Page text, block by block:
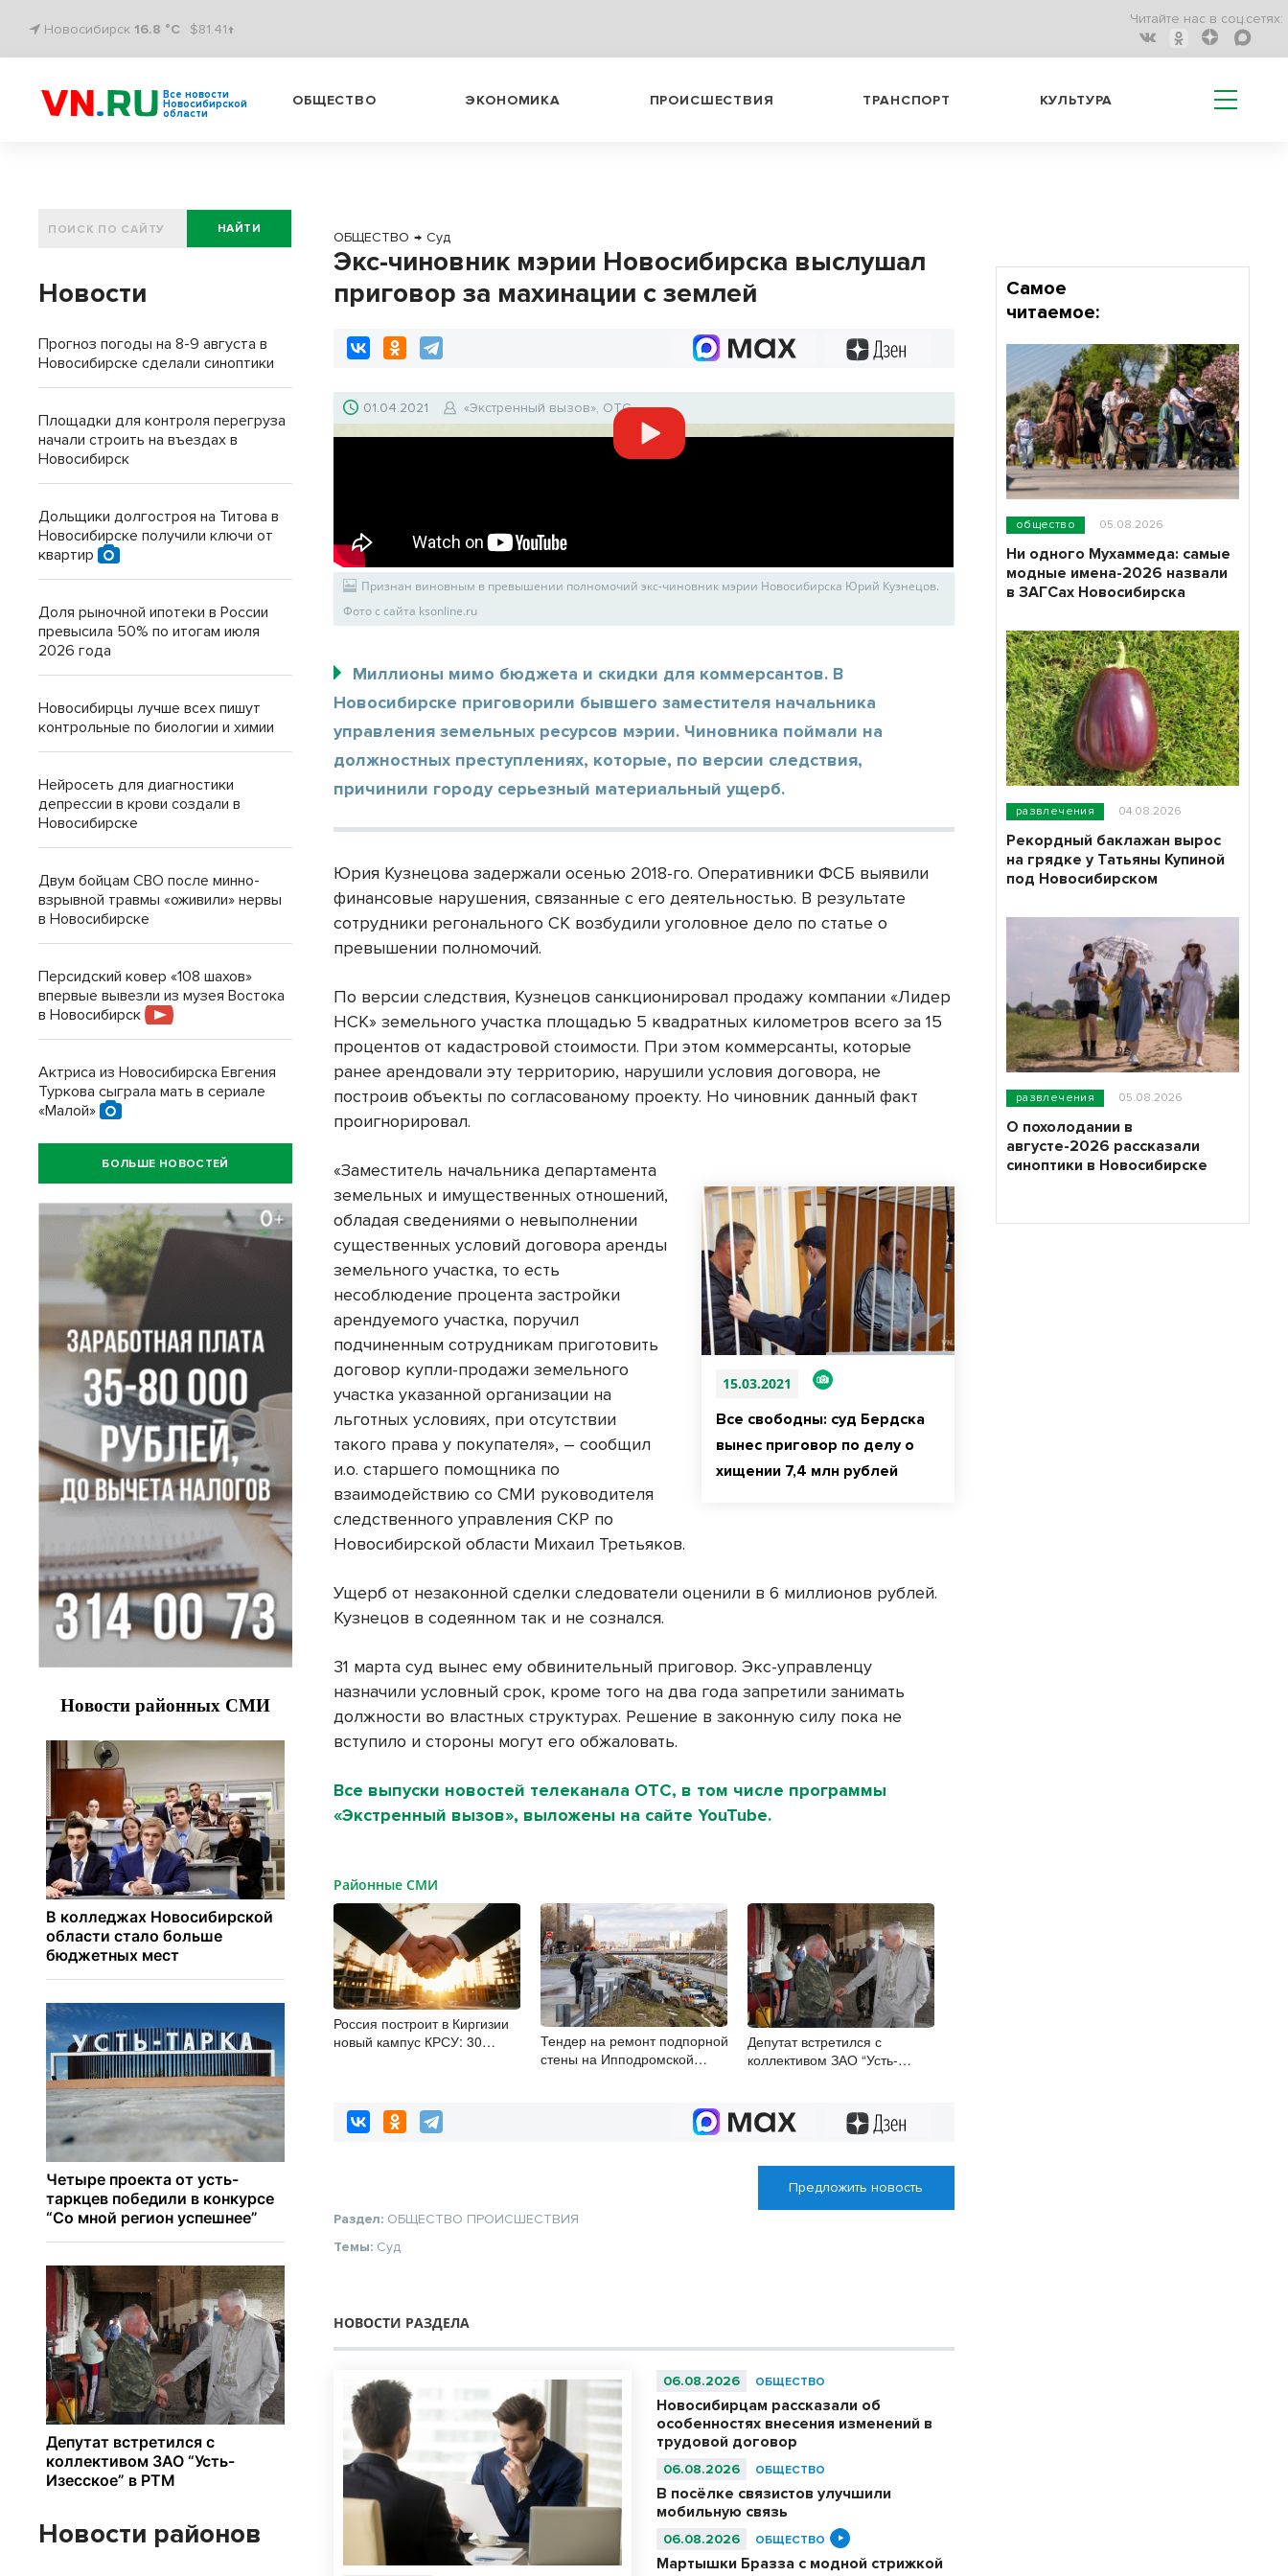
Новосибирск 16.8 °C $81.41↑
Читайте нас в соц.сетях:
Все новости
Новосибирской
области
ОБЩЕСТВО ЭКОНОМИКА ПРОИСШЕСТВИЯ ТРАНСПОРТ КУЛЬТУРА
ОБЩЕСТВО → Суд
Экс-чиновник мэрии Новосибирска выслушал
приговор за махинации с землей
01.04.2021 «Экстренный вызов», ОТС
Признан виновным в превышении полномочий экс-чиновник мэрии Новосибирска Юрий Кузнецов.
Фото с сайта ksonline.ru
Миллионы мимо бюджета и скидки для коммерсантов. В
Новосибирске приговорили бывшего заместителя начальника
управления земельных ресурсов мэрии. Чиновника поймали на
должностных преступлениях, которые, по версии следствия,
причинили городу серьезный материальный ущерб.
Юрия Кузнецова задержали осенью 2018-го. Оперативники ФСБ выявили
финансовые нарушения, связанные с его деятельностью. В результате
сотрудники регонального СК возбудили уголовное дело по статье о
превышении полномочий.
По версии следствия, Кузнецов санкционировал продажу компании «Лидер
НСК» земельного участка площадью 5 квадратных километров всего за 15
процентов от кадастровой стоимости. При этом коммерсанты, которые
ранее арендовали эту территорию, нарушили условия договора, не
построив объекты по согласованому проекту. Но чиновник данный факт
проигнорировал.
15.03.2021
Все свободны: суд Бердска
вынес приговор по делу о
хищении 7,4 млн рублей
«Заместитель начальника департамента
земельных и имущественных отношений,
обладая сведениями о невыполнении
существенных условий договора аренды
земельного участка, то есть
несоблюдение процента застройки
арендуемого участка, поручил
подчиненным сотрудникам приготовить
договор купли-продажи земельного
участка указанной организации на
льготных условиях, при отсутствии
такого права у покупателя», – сообщил
и.о. старшего помощника по
взаимодействию со СМИ руководителя
следственного управления СКР по
Новосибирской области Михаил Третьяков.
Ущерб от незаконной сделки следователи оценили в 6 миллионов рублей.
Кузнецов в содеянном так и не сознался.
31 марта суд вынес ему обвинительный приговор. Экс-управленцу
назначили условный срок, кроме того на два года запретили занимать
должности во властных структурах. Решение в законную силу пока не
вступило и стороны могут его обжаловать.
Все выпуски новостей телеканала ОТС, в том числе программы
«Экстренный вызов», выложены на сайте YouTube.
Районные СМИ
Россия построит в Киргизии
новый кампус КРСУ: 30
Тендер на ремонт подпорной
стены на Ипподромской
Депутат встретился с
коллективом ЗАО “Усть-
Предложить новость
Раздел: ОБЩЕСТВО ПРОИСШЕСТВИЯ
Темы: Суд
НОВОСТИ РАЗДЕЛА
06.08.2026 ОБЩЕСТВО
Новосибирцам рассказали об
особенностях внесения изменений в
трудовой договор
06.08.2026 ОБЩЕСТВО
В посёлке связистов улучшили
мобильную связь
06.08.2026 ОБЩЕСТВО
Мартышки Бразза с модной стрижкой
НАЙТИ
Новости
Прогноз погоды на 8-9 августа в
Новосибирске сделали синоптики
Площадки для контроля перегруза
начали строить на въездах в
Новосибирск
Дольщики долгостроя на Титова в
Новосибирске получили ключи от
квартир
Доля рыночной ипотеки в России
превысила 50% по итогам июля
2026 года
Новосибирцы лучше всех пишут
контрольные по биологии и химии
Нейросеть для диагностики
депрессии в крови создали в
Новосибирске
Двум бойцам СВО после минно-
взрывной травмы «оживили» нервы
в Новосибирске
Персидский ковер «108 шахов»
впервые вывезли из музея Востока
в Новосибирск
Актриса из Новосибирска Евгения
Туркова сыграла мать в сериале
«Малой»
БОЛЬШЕ НОВОСТЕЙ
Новости районов
Самое
читаемое:
общество 05.08.2026
Ни одного Мухаммеда: самые
модные имена-2026 назвали
в ЗАГСах Новосибирска
развлечения 04.08.2026
Рекордный баклажан вырос
на грядке у Татьяны Купиной
под Новосибирском
развлечения 05.08.2026
О похолодании в
августе-2026 рассказали
синоптики в Новосибирске